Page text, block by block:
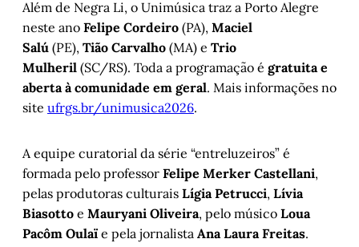
Além de Negra Li, o Unimúsica traz a Porto Alegre
neste ano Felipe Cordeiro (PA), Maciel
Salú (PE), Tião Carvalho (MA) e Trio
Mulheril (SC/RS). Toda a programação é gratuita e
aberta à comunidade em geral. Mais informações no
site ufrgs.br/unimusica2026.
A equipe curatorial da série “entreluzeiros” é
formada pelo professor Felipe Merker Castellani,
pelas produtoras culturais Lígia Petrucci, Lívia
Biasotto e Mauryani Oliveira, pelo músico Loua
Pacôm Oulaï e pela jornalista Ana Laura Freitas.